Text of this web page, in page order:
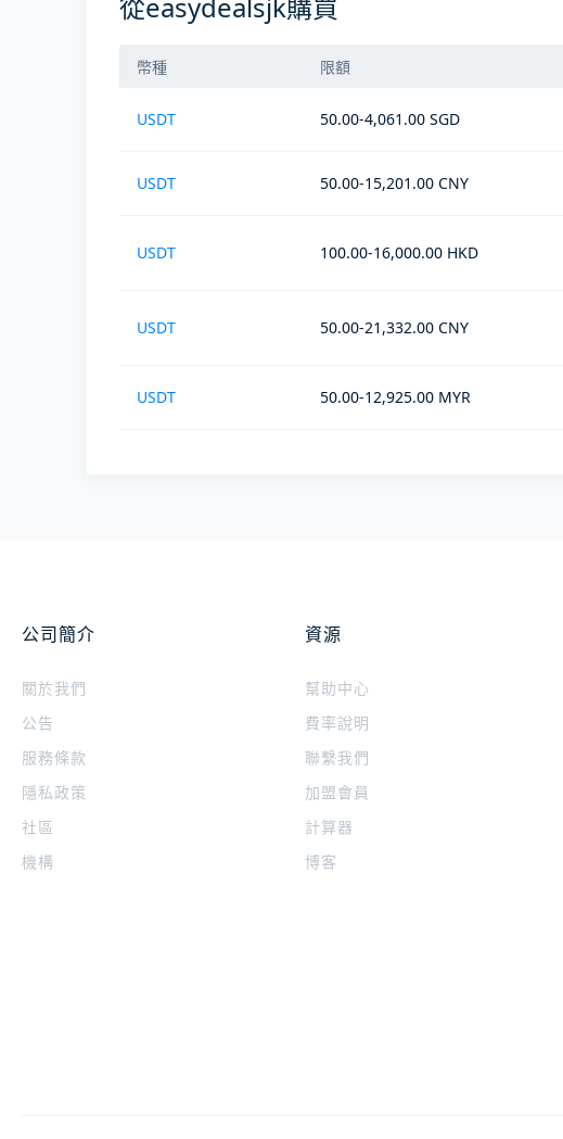
幣種 限額
USDT 50.00-4,061.00 SGD
USDT 50.00-15,201.00 CNY
USDT 100.00-16,000.00 HKD
USDT 50.00-21,332.00 CNY
USDT 50.00-12,925.00 MYR
公司簡介
關於我們
公告
服務條款
隱私政策
社區
機構
資源
幫助中心
費率說明
聯繫我們
加盟會員
計算器
博客